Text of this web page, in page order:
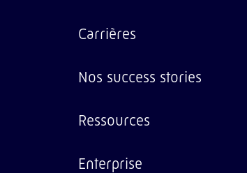
Carrières
Nos success stories
Ressources
Enterprise